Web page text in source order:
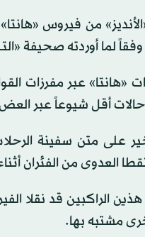
«الأنديز» من فيروس
لما أوردته صحيفة
«هانتا» عبر مفرزات
أقل شيوعاً عبر
على متن سفينة
العدوى من الفئران
هذين الراكبين قد
مشتبه بها.